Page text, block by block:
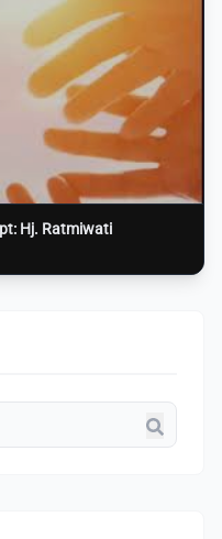
Hj. Ratmiwati